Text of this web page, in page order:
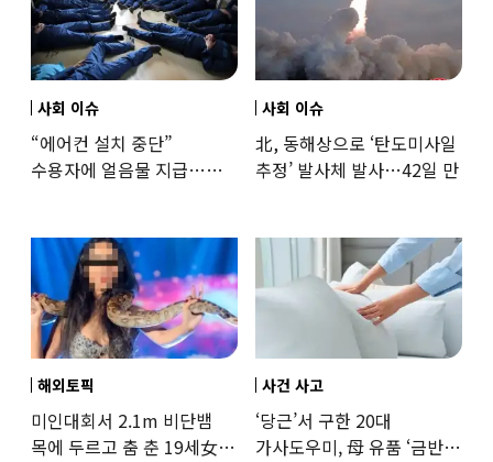
사회 이슈
“에어컨 설치 중단”
수용자에 얼음물 지급…
사회 이슈
北, 동해상으로 ‘탄도미사일
추정’ 발사체 발사…42일 만
해외토픽
미인대회서 2.1m 비단뱀
목에 두르고 춤 춘 19세女
사건 사고
‘당근’서 구한 20대
가사도우미, 母 유품 ‘금반지